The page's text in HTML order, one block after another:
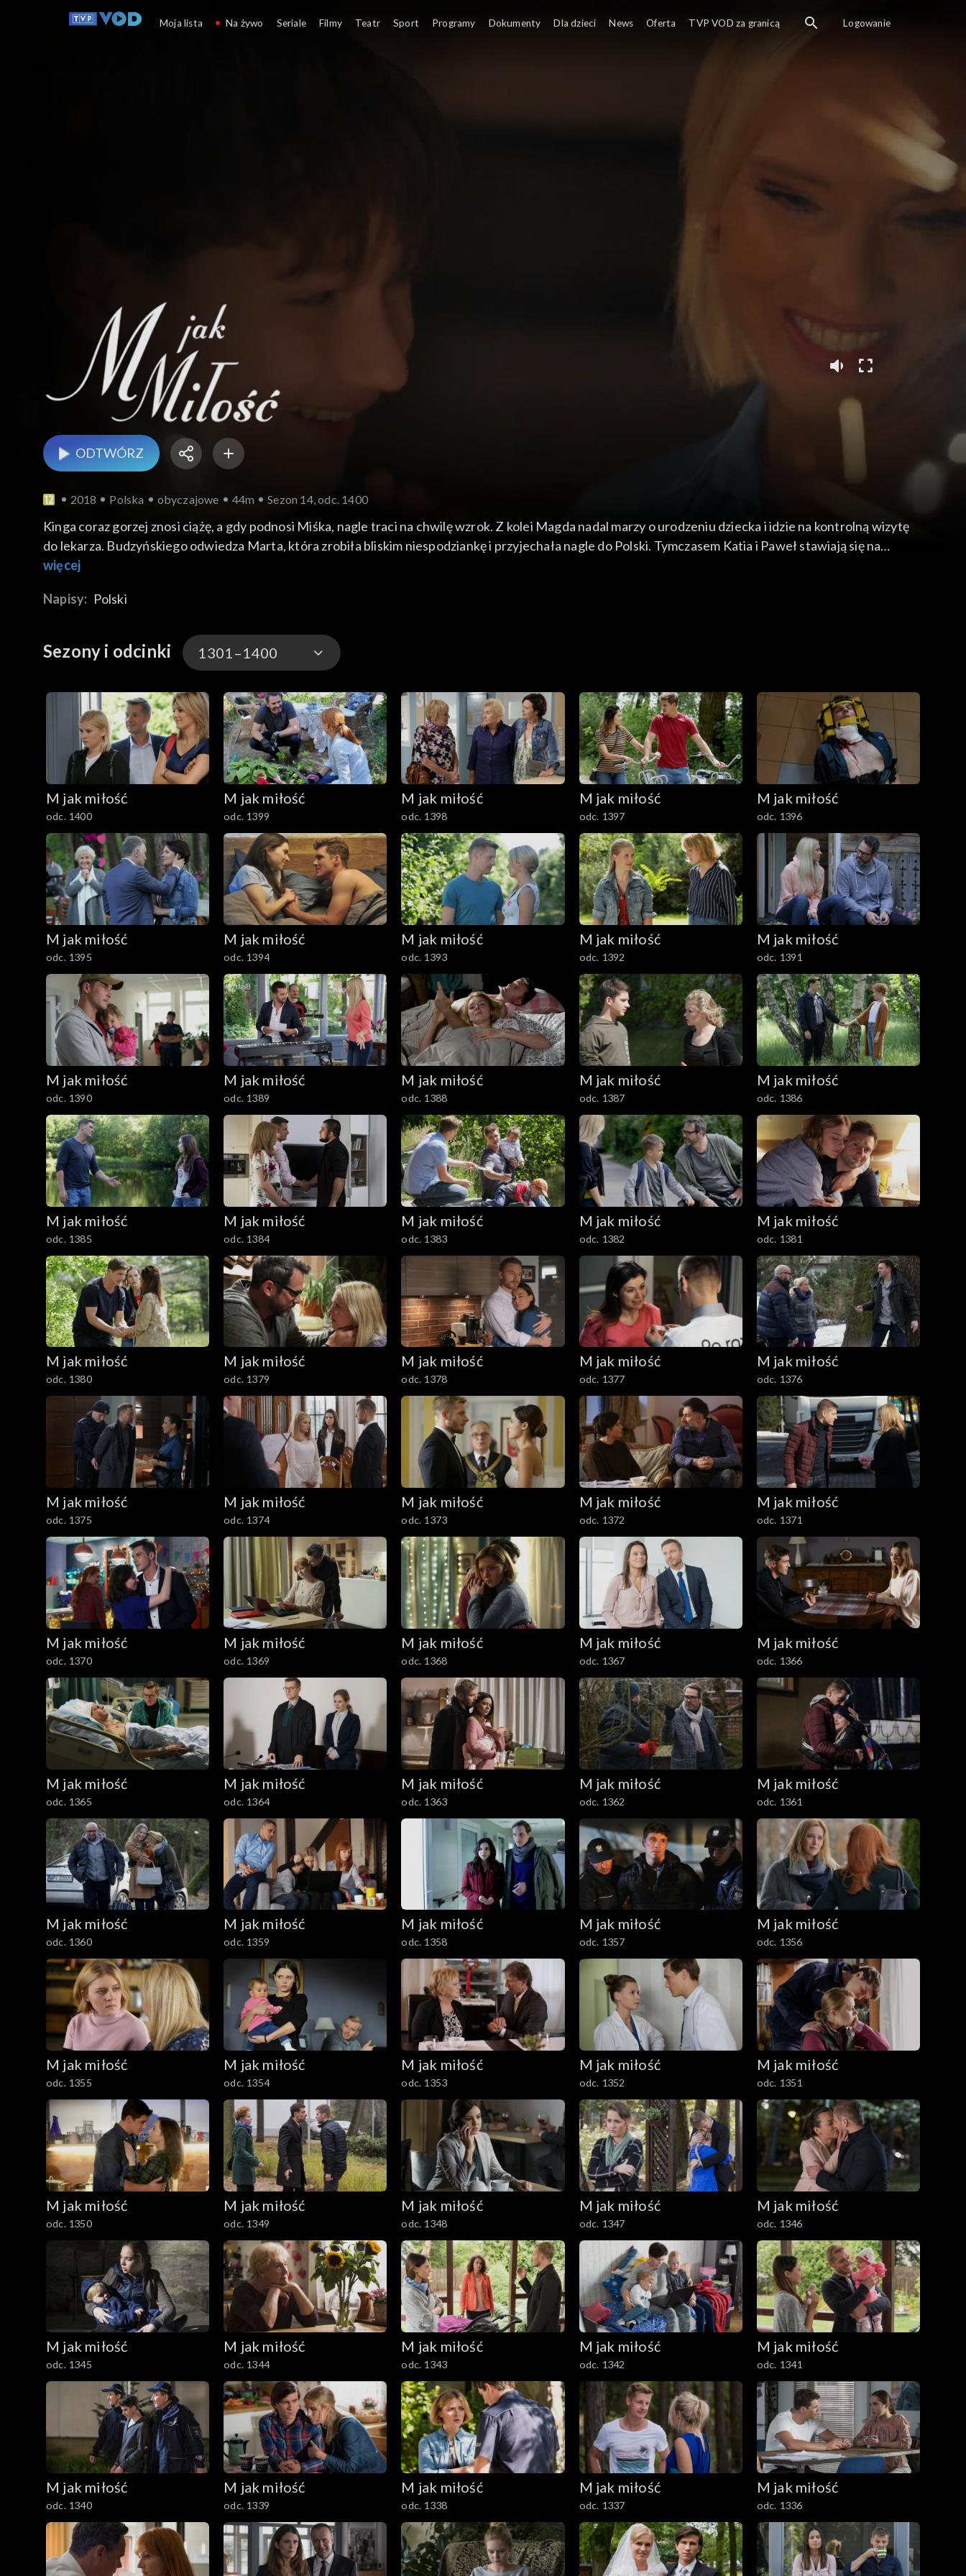
ODTWÓRZ
2018 Polska obyczajowe 44m Sezon 14, odc. 1400
Kinga coraz gorzej znosi ciążę, a gdy podnosi Miśka, nagle traci na chwilę wzrok. Z kolei Magda nadal marzy o urodzeniu dziecka i idzie na kontrolną wizytę
do lekarza. Budzyńskiego odwiedza Marta, która zrobiła bliskim niespodziankę i przyjechała nagle do Polski. Tymczasem Katia i Paweł stawiają się na
kolejnej rozprawie rozwodowej. Maria na prośbę Otara - organizujepojednawcze spotkanie Gruzina z córką.
więcej
Napisy: Polski
Sezony i odcinki 1301–1400
1901–
1801–1900
1701–1800
1601–1700
1501–1600
1401–1500
1301–1400
1201–1300
1101–1200
1001–1100
901–1000
801–900
701–800
601–700
501–600
401–500
301–400
201–300
101–200
1–100
M jak miłość
odc. 1400
M jak miłość
odc. 1399
M jak miłość
odc. 1398
M jak miłość
odc. 1397
M jak miłość
odc. 1396
M jak miłość
odc. 1395
M jak miłość
odc. 1394
M jak miłość
odc. 1393
M jak miłość
odc. 1392
M jak miłość
odc. 1391
M jak miłość
odc. 1390
M jak miłość
odc. 1389
M jak miłość
odc. 1388
M jak miłość
odc. 1387
M jak miłość
odc. 1386
M jak miłość
odc. 1385
M jak miłość
odc. 1384
M jak miłość
odc. 1383
M jak miłość
odc. 1382
M jak miłość
odc. 1381
M jak miłość
odc. 1380
M jak miłość
odc. 1379
M jak miłość
odc. 1378
M jak miłość
odc. 1377
M jak miłość
odc. 1376
M jak miłość
odc. 1375
M jak miłość
odc. 1374
M jak miłość
odc. 1373
M jak miłość
odc. 1372
M jak miłość
odc. 1371
M jak miłość
odc. 1370
M jak miłość
odc. 1369
M jak miłość
odc. 1368
M jak miłość
odc. 1367
M jak miłość
odc. 1366
M jak miłość
odc. 1365
M jak miłość
odc. 1364
M jak miłość
odc. 1363
M jak miłość
odc. 1362
M jak miłość
odc. 1361
M jak miłość
odc. 1360
M jak miłość
odc. 1359
M jak miłość
odc. 1358
M jak miłość
odc. 1357
M jak miłość
odc. 1356
M jak miłość
odc. 1355
M jak miłość
odc. 1354
M jak miłość
odc. 1353
M jak miłość
odc. 1352
M jak miłość
odc. 1351
M jak miłość
odc. 1350
M jak miłość
odc. 1349
M jak miłość
odc. 1348
M jak miłość
odc. 1347
M jak miłość
odc. 1346
M jak miłość
odc. 1345
M jak miłość
odc. 1344
M jak miłość
odc. 1343
M jak miłość
odc. 1342
M jak miłość
odc. 1341
M jak miłość
odc. 1340
M jak miłość
odc. 1339
M jak miłość
odc. 1338
M jak miłość
odc. 1337
M jak miłość
odc. 1336
Moja lista Na żywo Seriale Filmy Teatr Sport Programy Dokumenty Dla dzieci News Oferta TVP VOD za granicą Logowanie